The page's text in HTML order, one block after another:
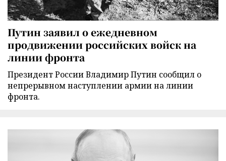
Путин заявил о ежедневном
продвижении российских войск на
линии фронта
Президент России Владимир Путин сообщил о
непрерывном наступлении армии на линии
фронта.